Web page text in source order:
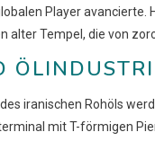
Player avancierte.
Tempel, die von
iranischen Rohöls
mit T-förmigen